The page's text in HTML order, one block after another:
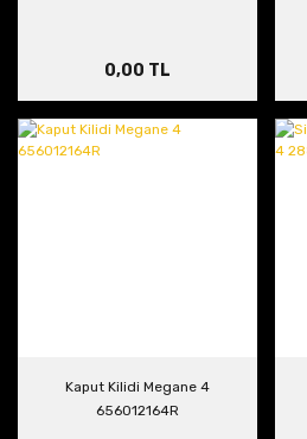
0,00 TL
Kaput Kilidi Megane 4
656012164R